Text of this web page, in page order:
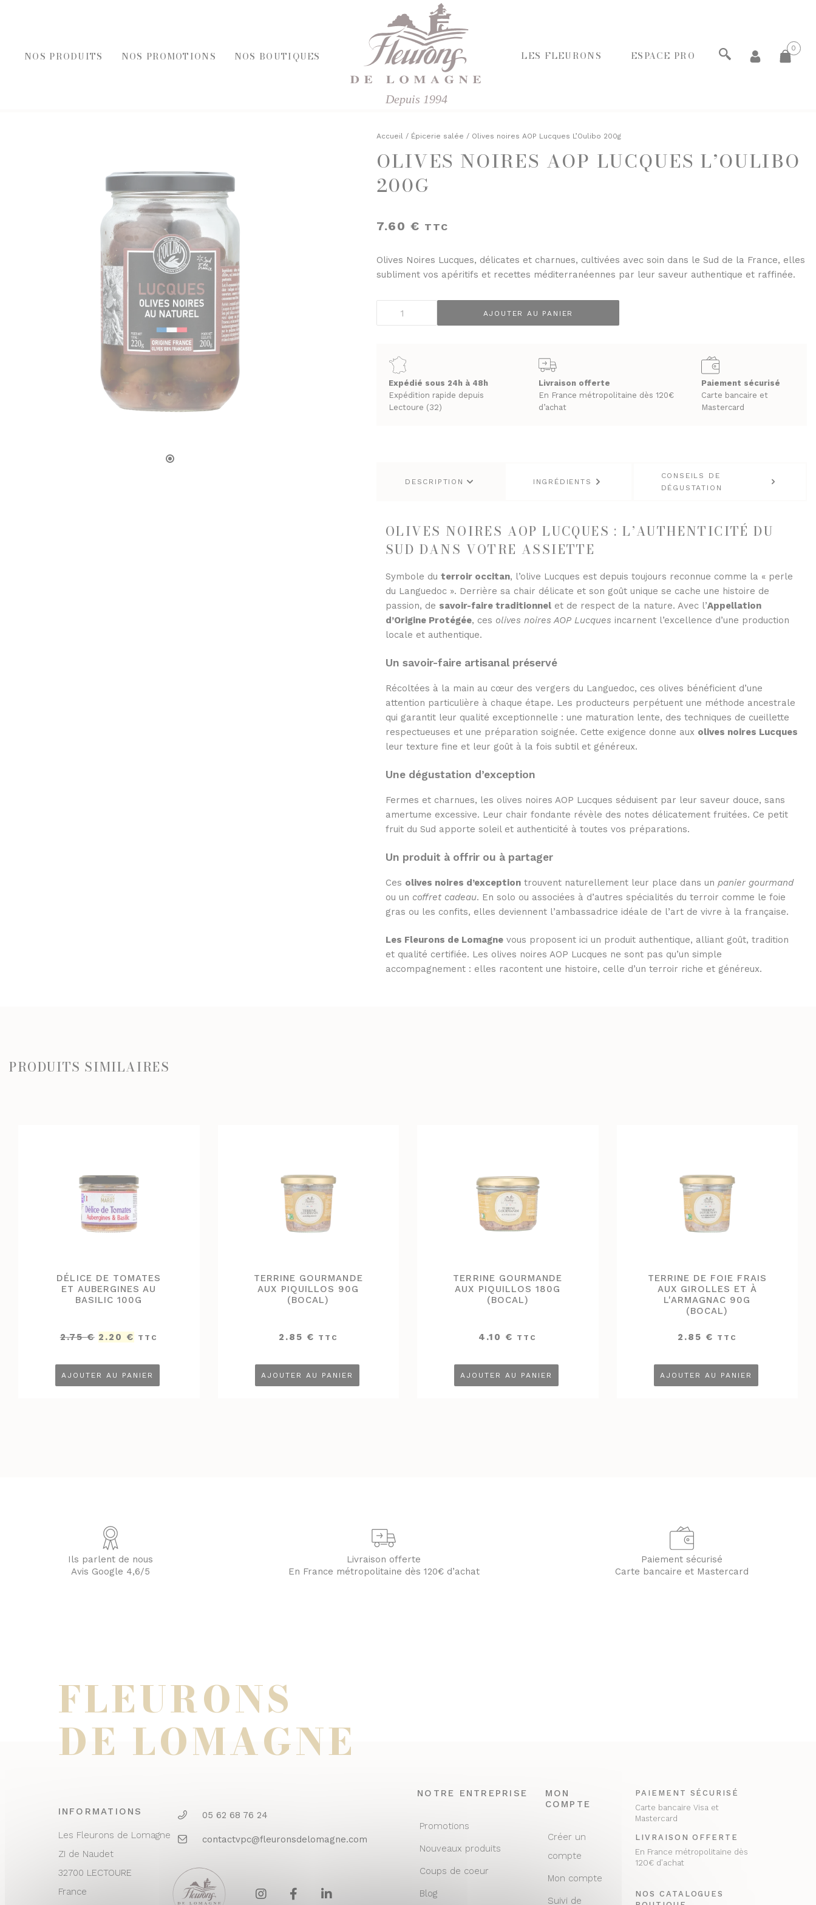
NOS PRODUITS NOS PROMOTIONS NOS BOUTIQUES
Depuis 1994
LES FLEURONS ESPACE PRO
0
FOIES GRAS, ÉPICERIE ET FROMAGES
ACCOMPAGNEMENT FOIE GRAS
BLOCS DE FOIE GRAS DE CANARD
ENTRÉES AU FOIE GRAS
FOIE GRAS DE CANARD
TOASTS D'APÉRITIF
TERRINES
PLATS CUISINÉS
MOUTARDES
ÉPICERIE SUCRÉE
CHOCOLATS ET SPÉCIALITÉS
MIELS
PRUNEAUX
PANIERS GOURMANDS
LA CAVE
ARMAGNACS
VINS BLANCS MOELLEUX
VINS BLANCS SECS
Accueil / Épicerie salée / Olives noires AOP Lucques L’Oulibo 200g
OLIVES NOIRES AOP LUCQUES L’OULIBO
200G
7.60 € TTC
Olives Noires Lucques, délicates et charnues, cultivées avec soin dans le Sud de la France, elles
subliment vos apéritifs et recettes méditerranéennes par leur saveur authentique et raffinée.
AOP
Lucques
L'Oulibo
200g
AJOUTER AU PANIER
Expédié sous 24h à 48h
Expédition rapide depuis
Lectoure (32)
Livraison offerte
En France métropolitaine dès 120€
d’achat
Paiement sécurisé
Carte bancaire et
Mastercard
DESCRIPTION INGRÉDIENTS
CONSEILS DE
DÉGUSTATION
OLIVES NOIRES AOP LUCQUES : L’AUTHENTICITÉ DU
SUD DANS VOTRE ASSIETTE
Symbole du terroir occitan, l’olive Lucques est depuis toujours reconnue comme la « perle
du Languedoc ». Derrière sa chair délicate et son goût unique se cache une histoire de
passion, de savoir-faire traditionnel et de respect de la nature. Avec l’Appellation
d’Origine Protégée, ces olives noires AOP Lucques incarnent l’excellence d’une production
locale et authentique.
Un savoir-faire artisanal préservé
Récoltées à la main au cœur des vergers du Languedoc, ces olives bénéficient d’une
attention particulière à chaque étape. Les producteurs perpétuent une méthode ancestrale
qui garantit leur qualité exceptionnelle : une maturation lente, des techniques de cueillette
respectueuses et une préparation soignée. Cette exigence donne aux olives noires Lucques
leur texture fine et leur goût à la fois subtil et généreux.
Une dégustation d’exception
Fermes et charnues, les olives noires AOP Lucques séduisent par leur saveur douce, sans
amertume excessive. Leur chair fondante révèle des notes délicatement fruitées. Ce petit
fruit du Sud apporte soleil et authenticité à toutes vos préparations.
Un produit à offrir ou à partager
Ces olives noires d’exception trouvent naturellement leur place dans un panier gourmand
ou un coffret cadeau. En solo ou associées à d’autres spécialités du terroir comme le foie
gras ou les confits, elles deviennent l’ambassadrice idéale de l’art de vivre à la française.
Les Fleurons de Lomagne vous proposent ici un produit authentique, alliant goût, tradition
et qualité certifiée. Les olives noires AOP Lucques ne sont pas qu’un simple
accompagnement : elles racontent une histoire, celle d’un terroir riche et généreux.
PRODUITS SIMILAIRES
DÉLICE DE TOMATES
ET AUBERGINES AU
BASILIC 100G
2.75€ Le
2.75 €.
2.20 € Le
2.20 €.
TTC
AJOUTER AU PANIER
TERRINE GOURMANDE
AUX PIQUILLOS 90G
(BOCAL)
2.85 € TTC
AJOUTER AU PANIER
TERRINE GOURMANDE
AUX PIQUILLOS 180G
(BOCAL)
4.10 € TTC
AJOUTER AU PANIER
TERRINE DE FOIE FRAIS
AUX GIROLLES ET À
L'ARMAGNAC 90G
(BOCAL)
2.85 € TTC
AJOUTER AU PANIER
Ils parlent de nous
Avis Google 4,6/5
Livraison offerte
En France métropolitaine dès 120€ d’achat
Paiement sécurisé
Carte bancaire et Mastercard
FLEURONS
DE LOMAGNE
INFORMATIONS
Les Fleurons de Lomagne
ZI de Naudet
32700 LECTOURE
France
05 62 68 76 24
contactvpc@fleuronsdelomagne.com
NOTRE ENTREPRISE
Promotions
Nouveaux produits
Coups de coeur
Blog
MON
COMPTE
Créer un
compte
Mon compte
Suivi de
PAIEMENT SÉCURISÉ
Carte bancaire Visa et
Mastercard
LIVRAISON OFFERTE
En France métropolitaine dès
120€ d’achat
NOS CATALOGUES